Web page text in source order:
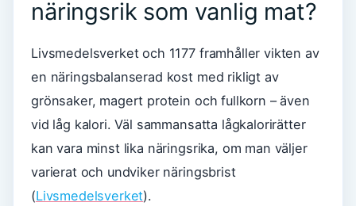
näringsrik som vanlig mat?
Livsmedelsverket och 1177 framhåller vikten av
en näringsbalanserad kost med rikligt av
grönsaker, magert protein och fullkorn – även
vid låg kalori. Väl sammansatta lågkalorirätter
kan vara minst lika näringsrika, om man väljer
varierat och undviker näringsbrist
(Livsmedelsverket).